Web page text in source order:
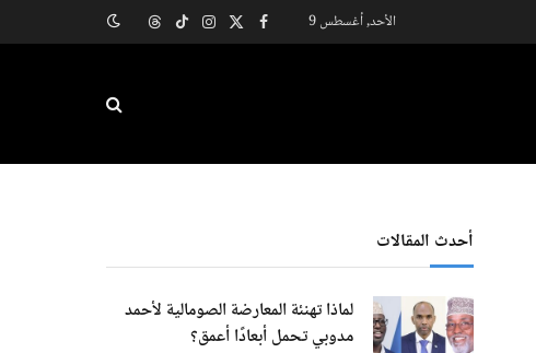
الأحد, أغسطس 9 فيسبوك
X
الانستغرام
تيكتوكThreads
أحدث المقالات
لماذا تهنئة المعارضة الصومالية لأحمد
مدوبي تحمل أبعادًا أعمق؟